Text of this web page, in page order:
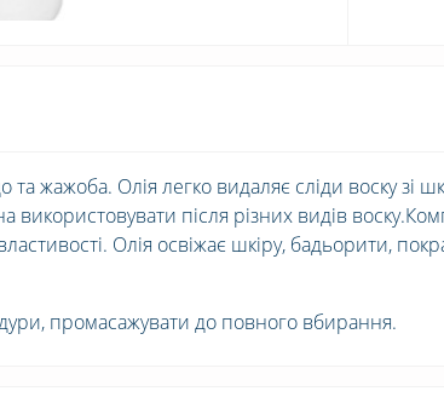
та жажоба. Олія легко видаляє сліди воску зі
після різних видів
Олія освіжає шкіру, бадьорити,
промасажувати до повного вбирання.